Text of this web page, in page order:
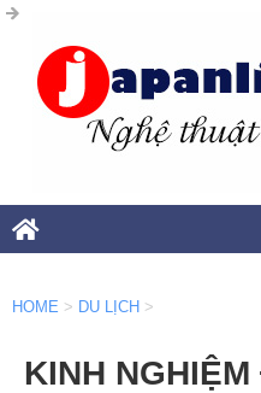
HOME > DU LỊCH >
KINH